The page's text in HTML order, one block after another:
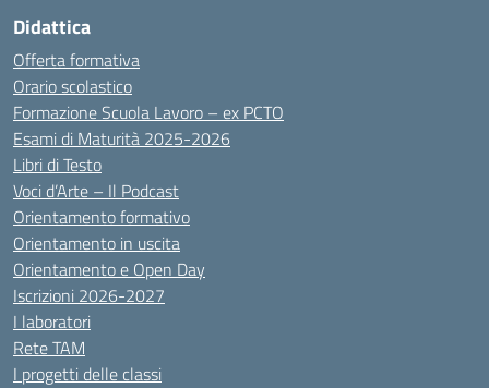
Didattica
Offerta formativa
Orario scolastico
Formazione Scuola Lavoro – ex PCTO
Esami di Maturità 2025-2026
Libri di Testo
Voci d’Arte – Il Podcast
Orientamento formativo
Orientamento in uscita
Orientamento e Open Day
Iscrizioni 2026-2027
I laboratori
Rete TAM
I progetti delle classi